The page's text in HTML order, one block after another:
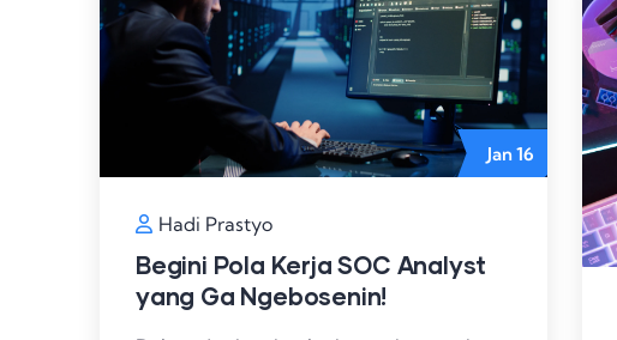
Jan16
Hadi Prastyo
Begini Pola Kerja SOC Analyst
yang Ga Ngebosenin!